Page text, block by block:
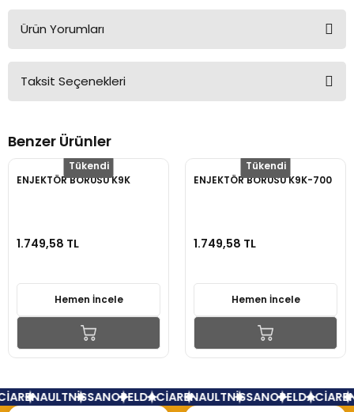
Ürün Yorumları
Bu ürüne ilk yorumu siz yapın!
Taksit Seçenekleri
Benzer Ürünler
Tükendi
ENJEKTÖR BORUSU K9K
1.749,58 TL
Hemen İncele
Tükendi
ENJEKTÖR BORUSU K9K-700
1.749,58 TL
Hemen İncele
RENAULTNİSSANOPELDACİARENAULTNİSSANOPELDACİA